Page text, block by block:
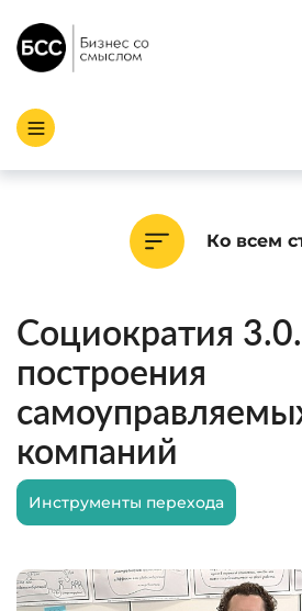
Ко всем
Социократия
построения
компаний
Инструменты перехода